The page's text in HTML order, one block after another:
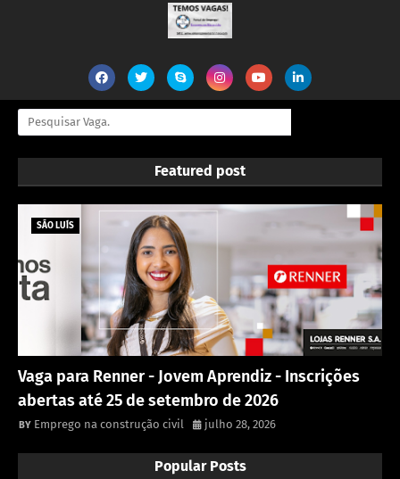
Featured post
SÃO LUÍS
Vaga para Renner - Jovem Aprendiz - Inscrições
abertas até 25 de setembro de 2026
Emprego na construção civil julho 28, 2026
Popular Posts